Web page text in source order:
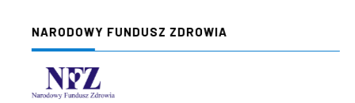
NARODOWY FUNDUSZ ZDROWIA